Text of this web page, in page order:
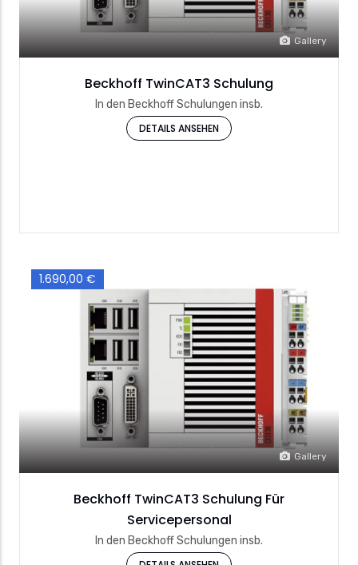
Gallery
Beckhoff TwinCAT3 Schulung
In den Beckhoff Schulungen insb.
DETAILS ANSEHEN
Gallery
1.690,00 €
Beckhoff TwinCAT3 Schulung Für
Servicepersonal
In den Beckhoff Schulungen insb.